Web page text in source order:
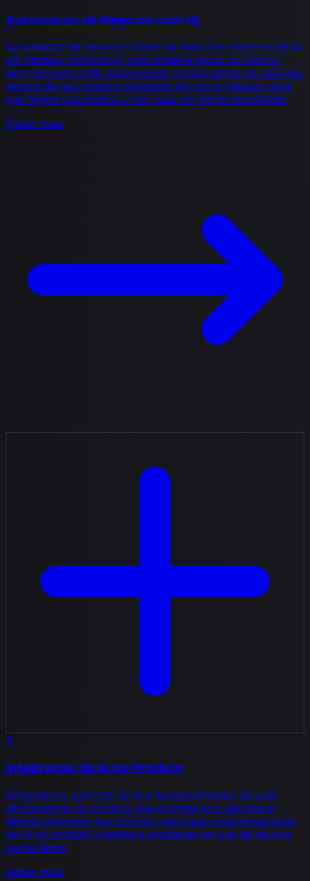
Automacao de Negocio com IA
Automacao de negocio chave na mao com agentes de IA
em vendas, marketing, operacoes e apoio ao cliente:
descobrimos onde automatizar, construimos os agentes
dentro do seu stack e operamo-los em producao, para
que tenha resultados e nao mais um piloto encalhado.
Saber mais
3
Integracao de IA no Produto
Integramos agentes de IA e funcionalidades de LLM
diretamente no produto que entrega aos clientes e
depois operamo-los consigo, para que a sua integracao
de IA no produto chegue a producao em vez de morrer
numa demo.
Saber mais